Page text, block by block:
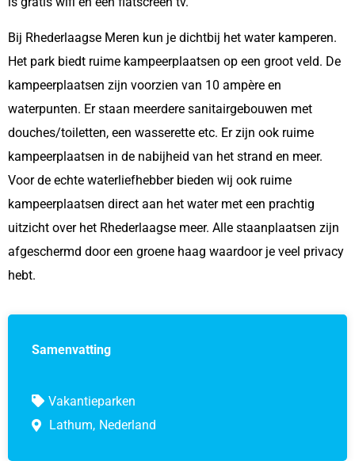
Bij Rhederlaagse Meren kun je dichtbij het water kamperen.
Het park biedt ruime kampeerplaatsen op een groot veld. De
kampeerplaatsen zijn voorzien van 10 ampère en
waterpunten. Er staan meerdere sanitairgebouwen met
douches/toiletten, een wasserette etc. Er zijn ook ruime
kampeerplaatsen in de nabijheid van het strand en meer.
Voor de echte waterliefhebber bieden wij ook ruime
kampeerplaatsen direct aan het water met een prachtig
uitzicht over het Rhederlaagse meer. Alle staanplaatsen zijn
afgeschermd door een groene haag waardoor je veel privacy
hebt.
Samenvatting
Vakantieparken
Lathum, Nederland